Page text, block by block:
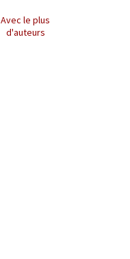
Avec le plus
d'auteurs